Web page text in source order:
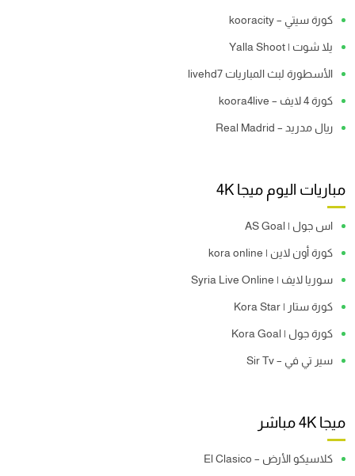
كورة سيتي – kooracity
يلا شوت | Yalla Shoot
الأسطورة لبث المباريات livehd7
كورة 4 لايف – koora4live
ريال مدريد – Real Madrid
مباريات اليوم ميجا 4K
اس جول | AS Goal
كورة أون لاين | kora online
سوريا لايف | Syria Live Online
كورة ستار | Kora Star
كورة جول | Kora Goal
سير تي في – Sir Tv
ميجا 4K مباشر
كلاسيكو الأرض – El Clasico